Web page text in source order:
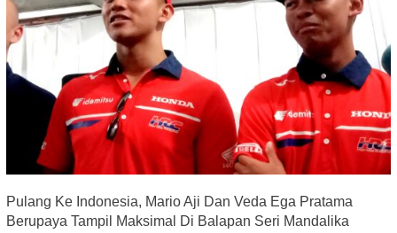
Pulang Ke Indonesia, Mario Aji Dan Veda Ega Pratama
Berupaya Tampil Maksimal Di Balapan Seri Mandalika